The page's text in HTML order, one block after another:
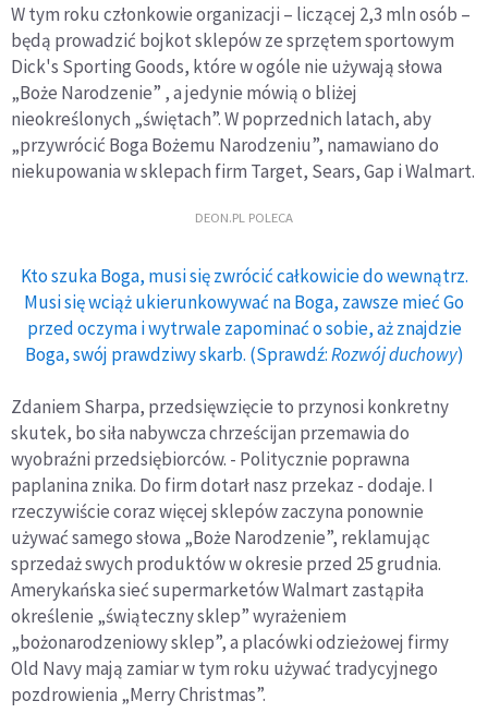
W tym roku członkowie organizacji – liczącej 2,3 mln osób –
będą prowadzić bojkot sklepów ze sprzętem sportowym
Dick's Sporting Goods, które w ogóle nie używają słowa
„Boże Narodzenie” , a jedynie mówią o bliżej
nieokreślonych „świętach”. W poprzednich latach, aby
„przywrócić Boga Bożemu Narodzeniu”, namawiano do
niekupowania w sklepach firm Target, Sears, Gap i Walmart.
DEON.PL POLECA
Kto szuka Boga, musi się zwrócić całkowicie do wewnątrz.
Musi się wciąż ukierunkowywać na Boga, zawsze mieć Go
przed oczyma i wytrwale zapominać o sobie, aż znajdzie
Boga, swój prawdziwy skarb. (Sprawdź:Rozwój duchowy)
Zdaniem Sharpa, przedsięwzięcie to przynosi konkretny
skutek, bo siła nabywcza chrześcijan przemawia do
wyobraźni przedsiębiorców. - Politycznie poprawna
paplanina znika. Do firm dotarł nasz przekaz - dodaje. I
rzeczywiście coraz więcej sklepów zaczyna ponownie
używać samego słowa „Boże Narodzenie”, reklamując
sprzedaż swych produktów w okresie przed 25 grudnia.
Amerykańska sieć supermarketów Walmart zastąpiła
określenie „świąteczny sklep” wyrażeniem
„bożonarodzeniowy sklep”, a placówki odzieżowej firmy
Old Navy mają zamiar w tym roku używać tradycyjnego
pozdrowienia „Merry Christmas”.